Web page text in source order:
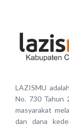
LAZISMU
No. 730 Tahun
masyarakat
dan dana